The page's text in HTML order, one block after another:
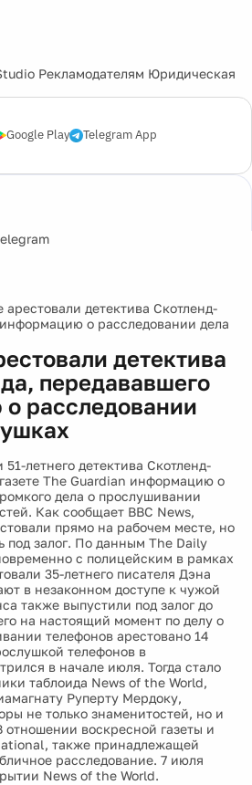
Рекламодателям Юридическая
Google Play Telegram App
арестовали детектива Скотленд-
о расследовании дела
детектива
передававшего
расследовании
летнего детектива Скотленд-
The Guardian информацию о
дела о прослушивании
Как сообщает BBC News,
прямо на рабочем месте, но
под залог. По данным The Daily
с полицейским в рамках
35-летнего писателя Дэна
в незаконном доступе к чужой
также выпустили под залог до
на настоящий момент по делу о
телефонов арестовано 14
телефонов в
в начале июля. Тогда стало
таблоида News of the World,
Руперту Мердоку,
не только знаменитостей, но и
воскресной газеты и
также принадлежащей
расследование. 7 июля
News of the World.